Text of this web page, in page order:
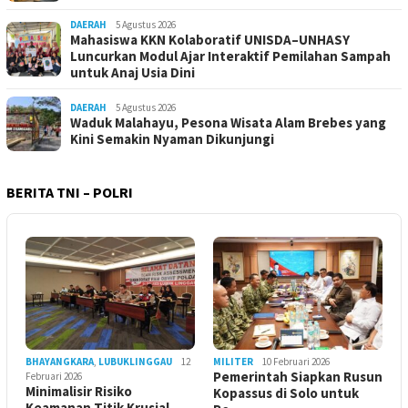
DAERAH 5 Agustus 2026
Mahasiswa KKN Kolaboratif UNISDA–UNHASY
Luncurkan Modul Ajar Interaktif Pemilahan Sampah
untuk Anaj Usia Dini
DAERAH 5 Agustus 2026
Waduk Malahayu, Pesona Wisata Alam Brebes yang
Kini Semakin Nyaman Dikunjungi
BERITA TNI – POLRI
BHAYANGKARA, LUBUKLINGGAU
12
Februari 2026
Minimalisir Risiko
MILITER 10 Februari 2026
Pemerintah Siapkan Rusun
Kopassus di Solo untuk